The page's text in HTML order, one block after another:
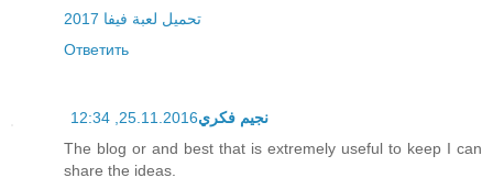
تحميل لعبة فيفا 2017
Ответить
نجيم فكري25.11.2016, 12:34
The blog or and best that is extremely useful to keep I can
share the ideas.